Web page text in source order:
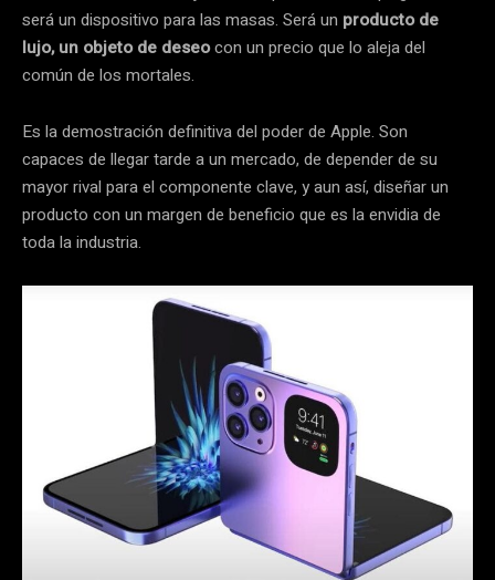
será un dispositivo para las masas. Será un producto de
lujo, un objeto de deseocon un precio que lo aleja del
común de los mortales.
Es la demostración definitiva del poder de Apple. Son
capaces de llegar tarde a un mercado, de depender de su
mayor rival para el componente clave, y aun así, diseñar un
producto con un margen de beneficio que es la envidia de
toda la industria.